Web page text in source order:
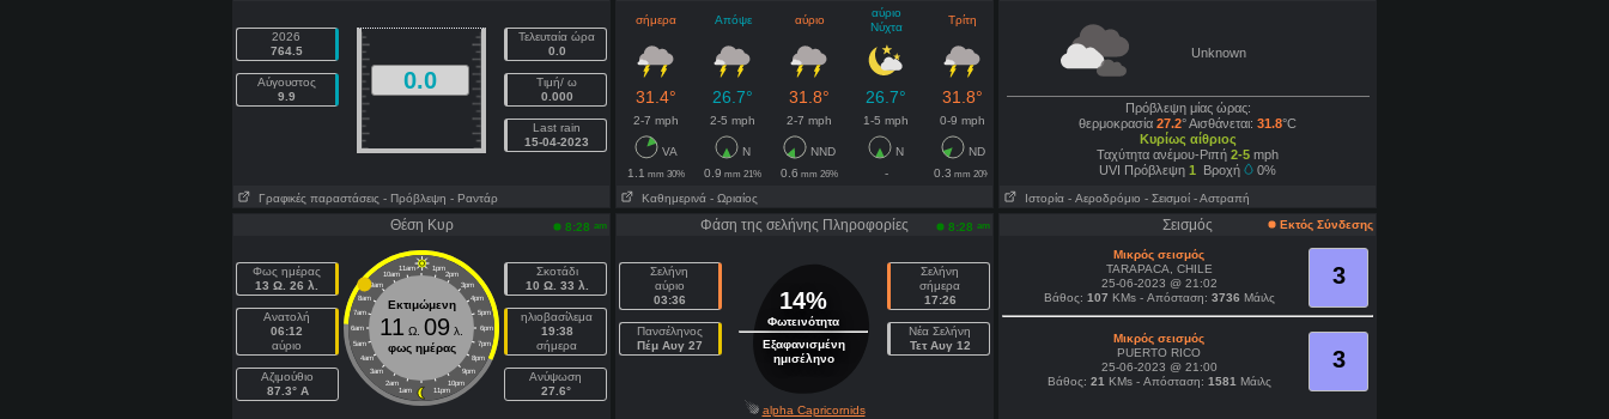
2026
764.5
Αύγουστος
9.9
0.0
Τελευταία ώρα
0.0
Τιμή/ ω
0.000
Last rain
15-04-2023
Γραφικές παραστάσεις - Πρόβλεψη - Ραντάρ
σήμερα Απόψε αύριο
αύριο
Νύχτα
Τρίτη
31.4° 26.7° 31.8° 26.7° 31.8°
2-7 mph 2-5 mph 2-7 mph 1-5 mph 0-9 mph
VA N NND N
ND
1.1 mm 30% 0.9 mm 21% 0.6 mm 26% - 0.3 mm 20%
Καθημερινά - Ωριαίος
Unknown
Πρόβλεψη μίας ώρας:
θερμοκρασία 27.2° Αισθάνεται: 31.8°C
Κυρίως αίθριος
Ταχύτητα ανέμου-Ριπή 2-5 mph
UVI Πρόβλεψη 1 Βροχή 0%
Ιστορία - Aεροδρόμιο - Σεισμοί - Αστραπή
Θέση Κυρ 8:28 am
Φως ημέρας
13 Ω. 26 λ.
Ανατολή
06:12
αύριο
Aζιμούθιο
87.3° A
11am 1pm
10am 2pm
9am 3pm
8am 4pm
7am 5pm
6am 6pm
5am 7pm
4am 8pm
3am 9pm
2am 10pm
1am 11pm
Εκτιμώμενη
11 Ω. 09 λ.
φως ημέρας
Σκοτάδι
10 Ω. 33 λ.
ηλιοβασίλεμα
19:38
σήμερα
Ανύψωση
27.6°
Φάση της σελήνης Πληροφορίες 8:28 am
Σελήνη
αύριο
03:36
Πανσέληνος
Πέμ Αυγ 27
14%
Φωτεινότητα
Εξαφανισμένη
ημισέληνο
Σελήνη
σήμερα
17:26
Νέα Σελήνη
Τετ Αυγ 12
alpha Capricornids
Σεισμός Εκτός Σύνδεσης
3
Μικρός σεισμός
TARAPACA, CHILE
25-06-2023 @ 21:02
Βάθος: 107 KMs - Απόσταση: 3736 Μάιλς
3
Μικρός σεισμός
PUERTO RICO
25-06-2023 @ 21:00
Βάθος: 21 KMs - Απόσταση: 1581 Μάιλς